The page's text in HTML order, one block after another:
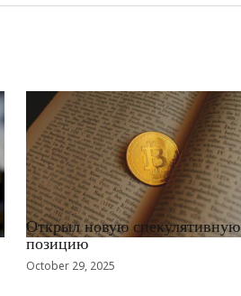
RRCNEWS_RU
Открыл новую спекулятивную
позицию
October 29, 2025